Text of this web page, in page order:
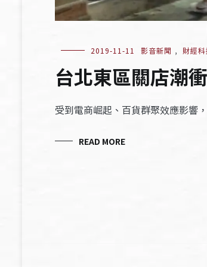
2019-11-11 影音新聞 , 財經科
台北東區關店潮
受到電商崛起、百貨群聚效應影響
READ MORE